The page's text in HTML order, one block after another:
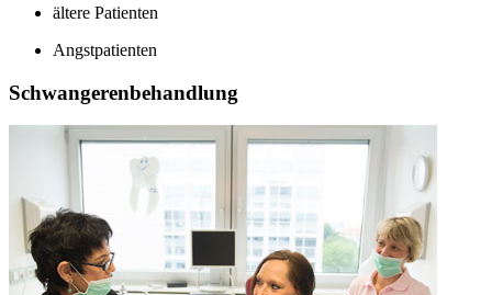
ältere Patienten
Angstpatienten
Schwangerenbehandlung